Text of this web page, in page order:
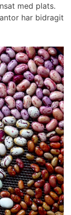
med plats.
har bidragit